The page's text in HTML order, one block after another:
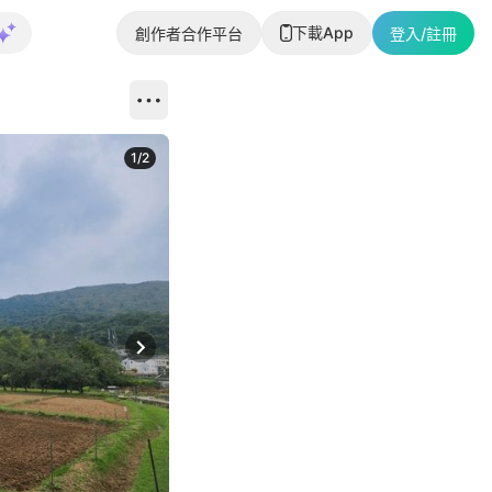
創作者合作平台 下載App 登入/註冊
Next slide
1/2